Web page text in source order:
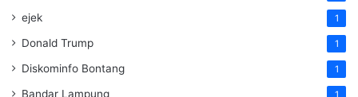
ejek 1
Donald Trump 1
Diskominfo Bontang 1
Bandar Lampung